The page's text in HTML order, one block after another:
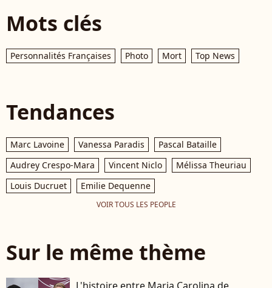
Mots clés
Personnalités Françaises Photo Mort Top News
Tendances
Marc Lavoine Vanessa Paradis
Pascal Bataille
Audrey Crespo-Mara
Vincent Niclo
Mélissa Theuriau
Louis Ducruet
Emilie Dequenne
VOIR TOUS LES PEOPLE
Sur le même thème